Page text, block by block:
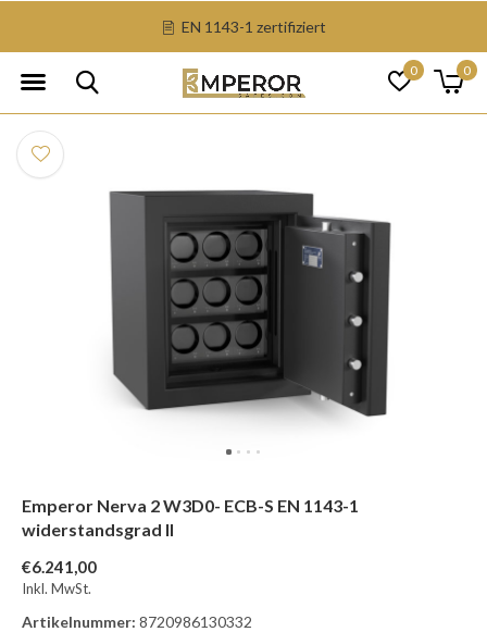
0 0
EN 1143-1 zertifiziert
Emperor Nerva 2 W3D0- ECB-S EN 1143-1
widerstandsgrad II
€6.241,00
Inkl. MwSt.
Artikelnummer: 8720986130332